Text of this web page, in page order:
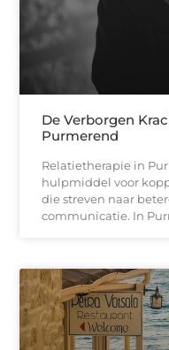
De Verborgen
Purmerend
Relatietherapie in
hulpmiddel voor
die streven naar
communicatie. In